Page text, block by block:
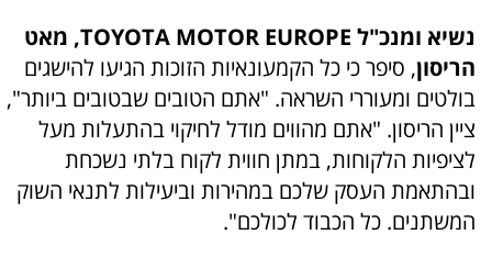
נשיא ומנכ"ל TOYOTA MOTOR EUROPE, מאט
הריסון, סיפר כי כל הקמעונאיות הזוכות הגיעו להישגים
בולטים ומעוררי השראה. "אתם הטובים שבטובים ביותר",
ציין הריסון. "אתם מהווים מודל לחיקוי בהתעלות מעל
לציפיות הלקוחות, במתן חווית לקוח בלתי נשכחת
ובהתאמת העסק שלכם במהירות וביעילות לתנאי השוק
המשתנים. כל הכבוד לכולכם".